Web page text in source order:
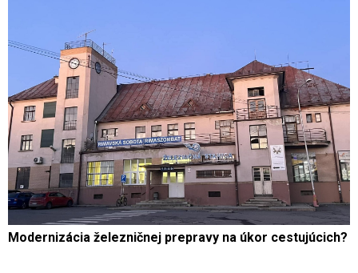
Modernizácia železničnej prepravy na úkor cestujúcich?